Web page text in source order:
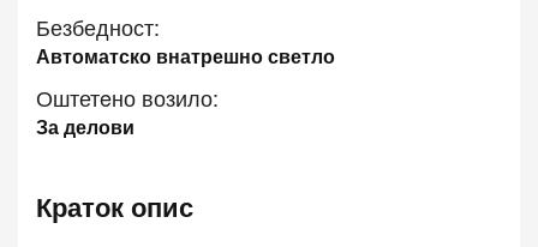
Безбедност:
Автоматско внатрешно светло
Оштетeно возило:
За делови
Краток опис